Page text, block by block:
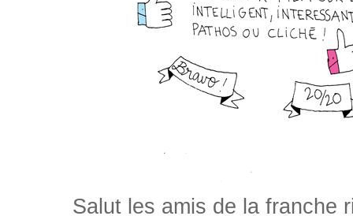
Salut les amis de la franche